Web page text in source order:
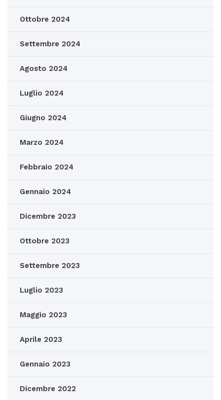
Ottobre 2024
Settembre 2024
Agosto 2024
Luglio 2024
Giugno 2024
Marzo 2024
Febbraio 2024
Gennaio 2024
Dicembre 2023
Ottobre 2023
Settembre 2023
Luglio 2023
Maggio 2023
Aprile 2023
Gennaio 2023
Dicembre 2022